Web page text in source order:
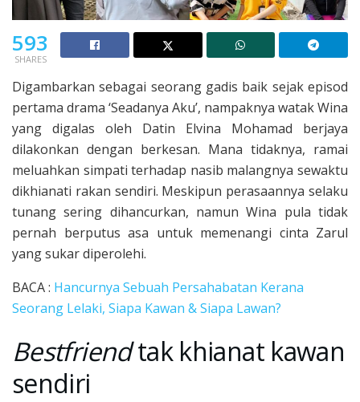
593
SHARES
Digambarkan sebagai seorang gadis baik sejak episod
pertama drama ‘Seadanya Aku’, nampaknya watak Wina
yang digalas oleh Datin Elvina Mohamad berjaya
dilakonkan dengan berkesan. Mana tidaknya, ramai
meluahkan simpati terhadap nasib malangnya sewaktu
dikhianati rakan sendiri. Meskipun perasaannya selaku
tunang sering dihancurkan, namun Wina pula tidak
pernah berputus asa untuk memenangi cinta Zarul
yang sukar diperolehi.
BACA : Hancurnya Sebuah Persahabatan Kerana
Seorang Lelaki, Siapa Kawan & Siapa Lawan?
Bestfriendtak khianat kawan
sendiri